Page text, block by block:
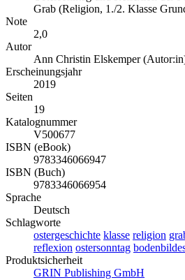
Grab (Religion, 1./2. Klasse
Note
2,0
Autor
Ann Christin Elskemper
Erscheinungsjahr
2019
Seiten
19
Katalognummer
V500677
ISBN (eBook)
9783346066947
ISBN (Buch)
9783346066954
Sprache
Deutsch
Schlagworte
ostergeschichte klasse religion
reflexion ostersonntag
Produktsicherheit
GRIN Publishing GmbH